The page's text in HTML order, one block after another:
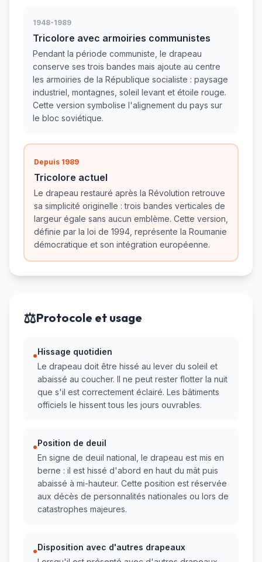
1948-1989
Tricolore avec armoiries communistes
Pendant la période communiste, le drapeau
conserve ses trois bandes mais ajoute au centre
les armoiries de la République socialiste : paysage
industriel, montagnes, soleil levant et étoile rouge.
Cette version symbolise l'alignement du pays sur
le bloc soviétique.
Depuis 1989
Tricolore actuel
Le drapeau restauré après la Révolution retrouve
sa simplicité originelle : trois bandes verticales de
largeur égale sans aucun emblème. Cette version,
définie par la loi de 1994, représente la Roumanie
démocratique et son intégration européenne.
⚖️Protocole et usage
•Hissage quotidien
Le drapeau doit être hissé au lever du soleil et
abaissé au coucher. Il ne peut rester flotter la nuit
que s'il est correctement éclairé. Les bâtiments
officiels le hissent tous les jours ouvrables.
•Position de deuil
En signe de deuil national, le drapeau est mis en
berne : il est hissé d'abord en haut du mât puis
abaissé à mi-hauteur. Cette position est réservée
aux décès de personnalités nationales ou lors de
catastrophes majeures.
•Disposition avec d'autres drapeaux